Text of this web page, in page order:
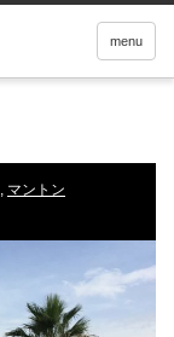
menu
, マントン